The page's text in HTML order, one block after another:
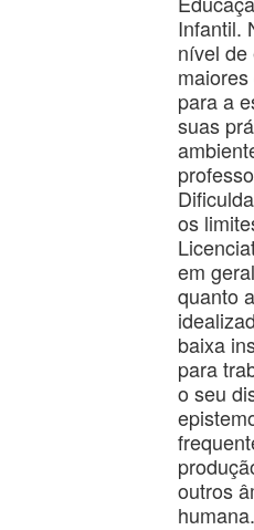
Infantil.
nível de
para a
suas
os
em
quanto
baixa
para
o seu
outros
humana.